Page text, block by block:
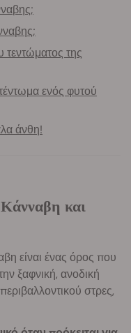
τεντώματος της
ενός φυτού
άνθη!
και
είναι ένας όρος που
ξαφνική, ανοδική
στρες,